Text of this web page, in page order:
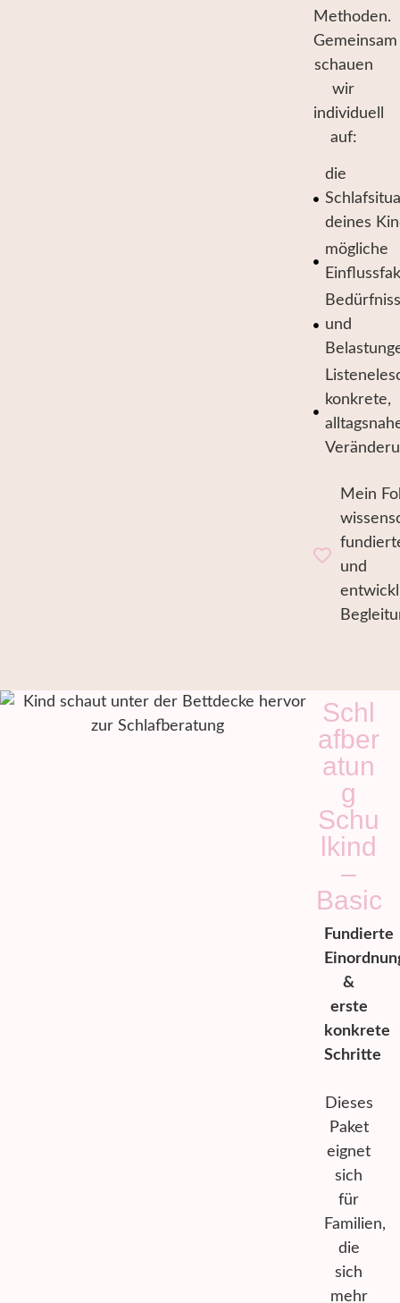
Methoden.
Gemeinsam
schauen
wir
individuell
auf:
die
deines
mögliche
und
konkrete,
Mein
und
Schl
afber
atun
g
Schu
lkind
–
Basic
Fundierte
&
erste
konkrete
Schritte
Dieses
Paket
eignet
sich
für
Familien,
die
sich
mehr